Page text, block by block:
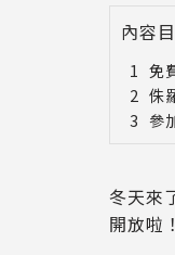
內容
免
侏
參
冬天來
開放啦